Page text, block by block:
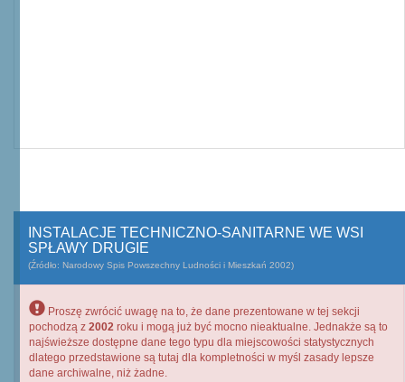
INSTALACJE TECHNICZNO-SANITARNE WE WSI
SPŁAWY DRUGIE
(Źródło: Narodowy Spis Powszechny Ludności i Mieszkań 2002)
Proszę zwrócić uwagę na to, że dane prezentowane w tej sekcji
pochodzą z 2002 roku i mogą już być mocno nieaktualne. Jednakże są to
najświeższe dostępne dane tego typu dla miejscowości statystycznych
dlatego przedstawione są tutaj dla kompletności w myśl zasady lepsze
dane archiwalne, niż żadne.